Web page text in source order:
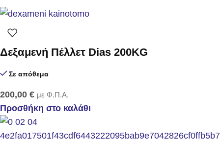
Δεξαμενή Πέλλετ Dias 200KG
Σε απόθεμα
200,00 € με Φ.Π.Α.
Προσθήκη στο καλάθι